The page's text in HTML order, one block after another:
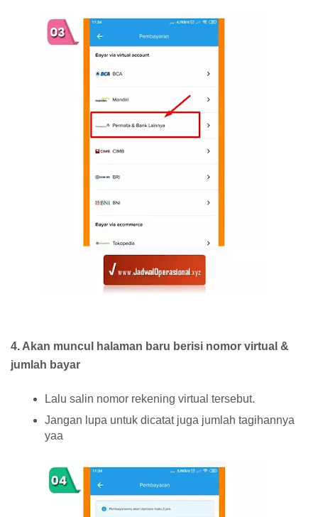
4. Akan muncul halaman baru berisi nomor virtual &
jumlah bayar
Lalu salin nomor rekening virtual tersebut.
Jangan lupa untuk dicatat juga jumlah tagihannya
yaa